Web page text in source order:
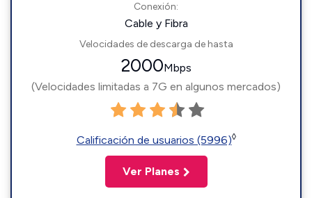
Conexión:
Cable y Fibra
Velocidades de descarga de hasta
2000Mbps
(Velocidades limitadas a 7G en algunos mercados)
Calificación de usuarios (5996)◊
Ver Planes